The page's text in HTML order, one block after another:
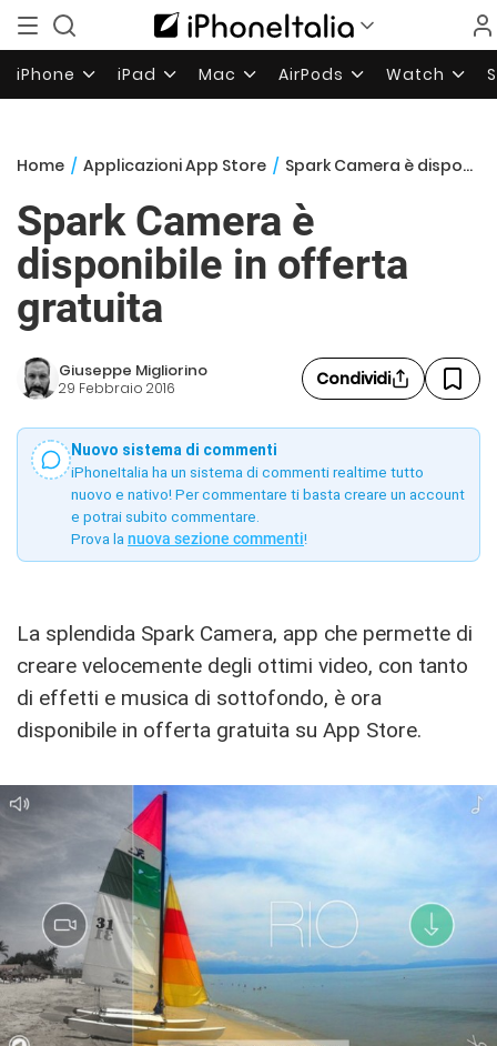
iPhone iPad Mac AirPods Watch
Home / Applicazioni App Store / Spark Camera è disponibile in offerta gratuita
Spark Camera è
disponibile in offerta
gratuita
Giuseppe Migliorino
29 Febbraio 2016 Condividi
Nuovo sistema di commenti
iPhoneItalia ha un sistema di commenti realtime tutto
nuovo e nativo! Per commentare ti basta creare un account
e potrai subito commentare.
Prova la nuova sezione commenti!
La splendida Spark Camera, app che permette di
creare velocemente degli ottimi video, con tanto
di effetti e musica di sottofondo, è ora
disponibile in offerta gratuita su App Store.